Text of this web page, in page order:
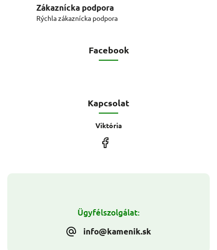
Zákaznícka podpora
Rýchla zákaznícka podpora
Ügyfélszolgálat:
info@kamenik.sk
Facebook
Kapcsolat
Viktória